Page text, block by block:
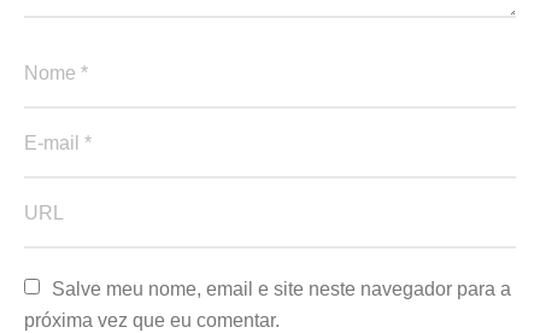
Salve meu nome, email e site neste navegador para a
próxima vez que eu comentar.